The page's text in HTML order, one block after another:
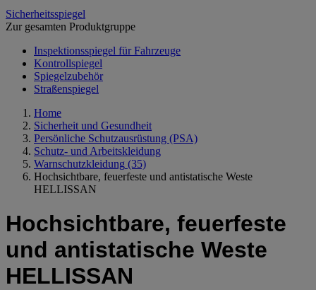
Sicherheitsspiegel
Zur gesamten Produktgruppe
Inspektionsspiegel für Fahrzeuge
Kontrollspiegel
Spiegelzubehör
Straßenspiegel
Home
Sicherheit und Gesundheit
Persönliche Schutzausrüstung (PSA)
Schutz- und Arbeitskleidung
Warnschutzkleidung (35)
Hochsichtbare, feuerfeste und antistatische Weste
HELLISSAN
Hochsichtbare, feuerfeste
und antistatische Weste
HELLISSAN